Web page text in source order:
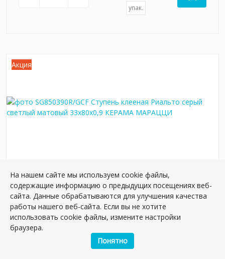
упак.
Акция
SG850390R/GCF Ступень клееная Риальто
серый светлый матовый 33x80x0,9
Артикул:SG850390R/GCF
Размер: 80*33 см
Вес: 6.9 кг
На нашем сайте мы используем cookie файлы,
содержащие информацию о предыдущих посещениях веб-
сайта. Данные обрабатываются для улучшения качества
работы нашего веб-сайта. Если вы не хотите
использовать cookie файлы, измените настройки
браузера.
Понятно